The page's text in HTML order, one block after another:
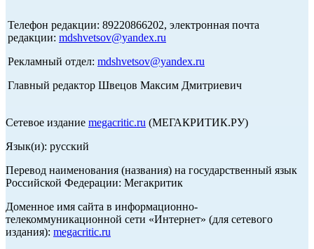
Телефон редакции: 89220866202, электронная почта
редакции: mdshvetsov@yandex.ru
Рекламный отдел: mdshvetsov@yandex.ru
Главный редактор Швецов Максим Дмитриевич
Сетевое издание megacritic.ru (МЕГАКРИТИК.РУ)
Язык(и): русский
Перевод наименования (названия) на государственный язык
Российской Федерации: Мегакритик
Доменное имя сайта в информационно-
телекоммуникационной сети «Интернет» (для сетевого
издания): megacritic.ru